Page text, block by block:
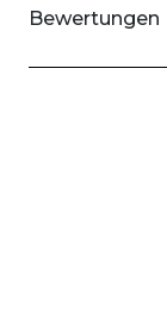
Bewertungen